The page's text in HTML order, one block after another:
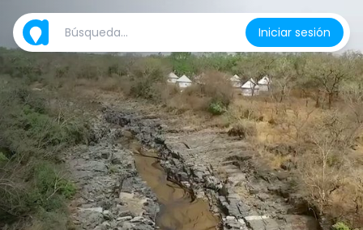
Iniciar sesión